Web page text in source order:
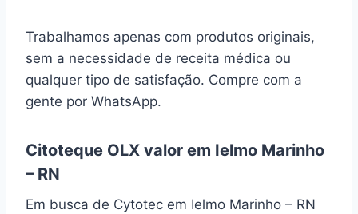
Trabalhamos apenas com produtos originais,
sem a necessidade de receita médica ou
qualquer tipo de satisfação. Compre com a
gente por WhatsApp.
Citoteque OLX valor em Ielmo Marinho
– RN
Em busca de Cytotec em Ielmo Marinho – RN